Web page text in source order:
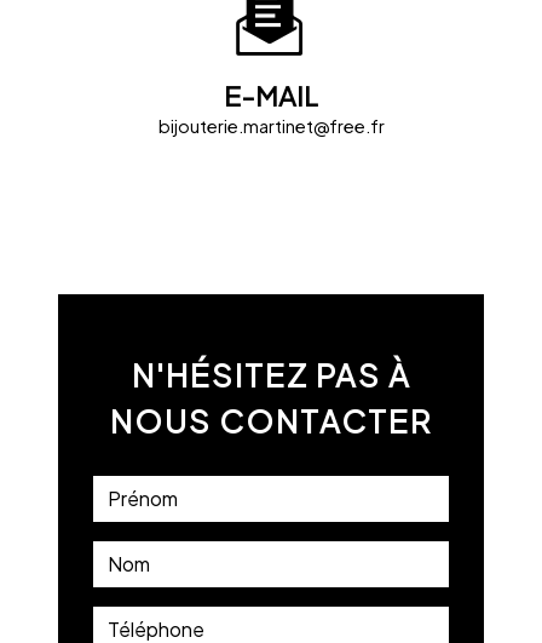
E-MAIL
bijouterie.martinet@free.fr
N'HÉSITEZ PAS À
NOUS CONTACTER